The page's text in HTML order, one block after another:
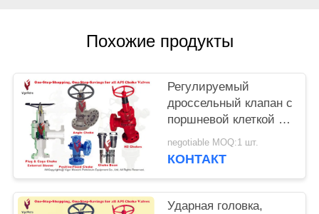
Похожие продукты
Регулируемый
дроссельный клапан с
поршневой клеткой и
внешней гильзой,
вход и выход пара 3"
negotiable MOQ:1 шт.
КОНТАКТ
Ударная головка,